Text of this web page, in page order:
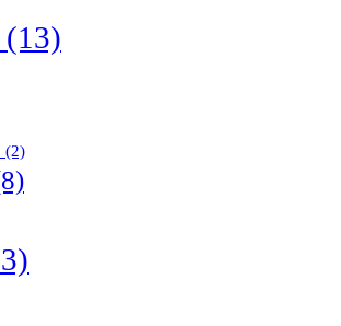
(13)
(2)